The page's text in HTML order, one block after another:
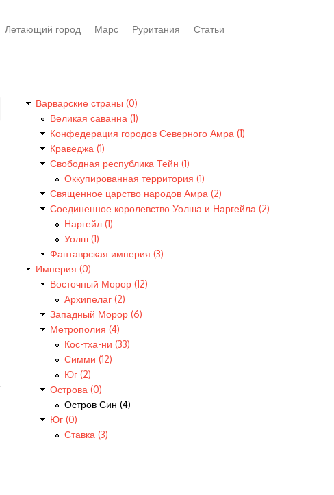
Летающий город Марс Руритания Статьи
Варварские страны (0)
Великая саванна (1)
Конфедерация городов Северного Амра (1)
Краведжа (1)
Свободная республика Тейн (1)
Оккупированная территория (1)
Священное царство народов Амра (2)
Соединенное королевство Уолша и Наргейла (2)
Наргейл (1)
Уолш (1)
Фантаврская империя (3)
Империя (0)
Восточный Морор (12)
Архипелаг (2)
Западный Морор (6)
Метрополия (4)
Кос-тха-ни (33)
Симми (12)
Юг (2)
Острова (0)
Остров Син (4)
Юг (0)
Ставка (3)